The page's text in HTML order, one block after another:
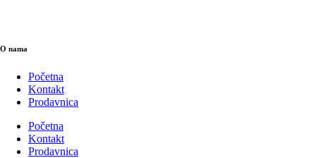
O nama
Početna
Kontakt
Prodavnica
Početna
Kontakt
Prodavnica